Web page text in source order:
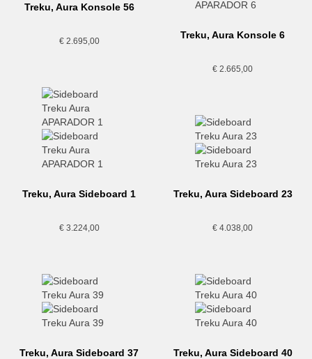
Treku, Aura Konsole 56
€2.695,00
Treku, Aura Konsole 6
€ 2.665,00
Treku, Aura Sideboard 1
€3.224,00
Treku, Aura Sideboard 23
€ 4.038,00
Treku, Aura Sideboard 37 Treku, Aura Sideboard 40